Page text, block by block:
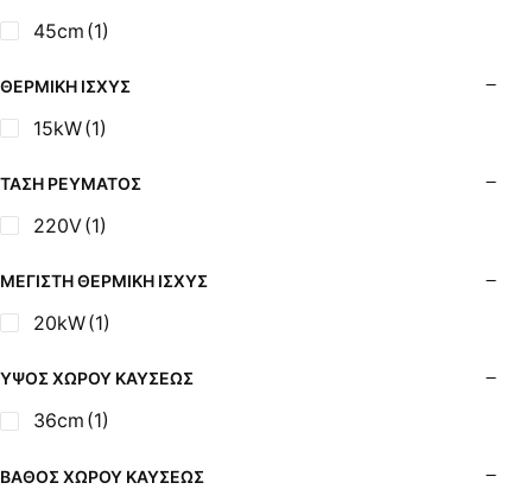
Ψησταριές
45cm (1)
ΘΕΡΜΙΚΉ ΙΣΧΎΣ
15kW(1)
ΤΆΣΗ ΡΕΎΜΑΤΟΣ
220V(1)
ΜΈΓΙΣΤΗ ΘΕΡΜΙΚΉ ΙΣΧΎΣ
20kW(1)
ΎΨΟΣ ΧΏΡΟΥ ΚΑΎΣΕΩΣ
36cm (1)
ΒΆΘΟΣ ΧΏΡΟΥ ΚΑΎΣΕΩΣ